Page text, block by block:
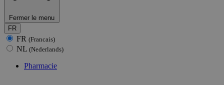
Fermer le menu
FR
FR (Francais)
NL (Nederlands)
Pharmacie